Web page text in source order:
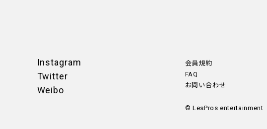
Instagram
Twitter
Weibo
会員規約
FAQ
お問い合わせ
© LesPros entertainment